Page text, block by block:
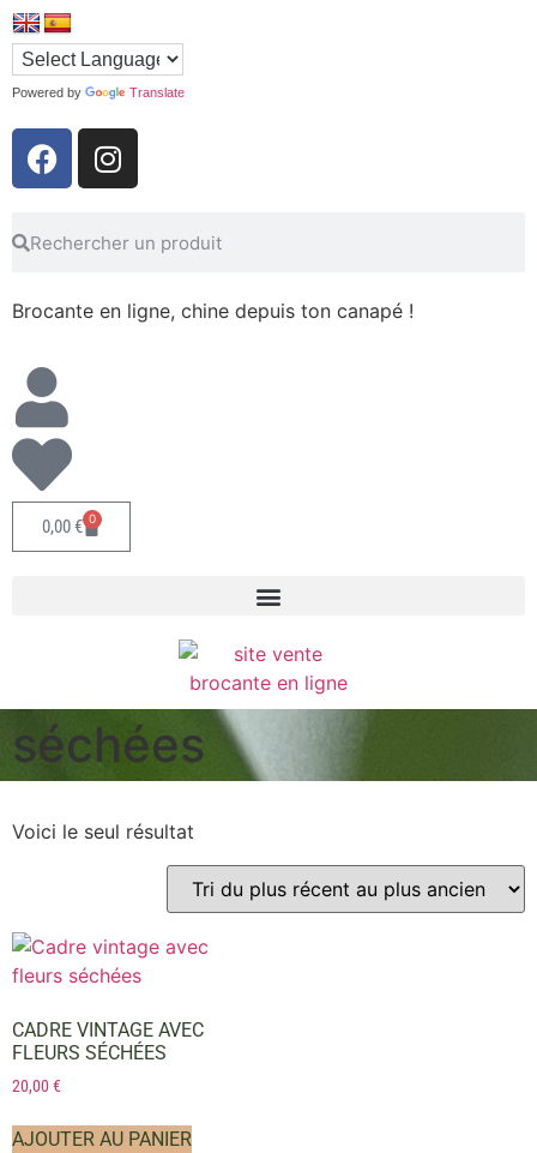
Brocante en ligne, chine depuis ton canapé !
Powered by Translate
0,00€ 0
séchées
Voici le seul résultat
CADRE VINTAGE AVEC
FLEURS SÉCHÉES
20,00€
AJOUTER AU PANIER